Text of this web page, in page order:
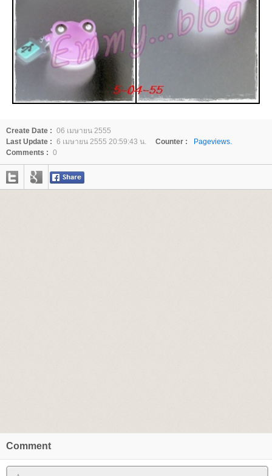
Create Date : 06 เมษายน 2555
Last Update : 6 เมษายน 2555 20:59:43 น. Counter :
Pageviews.
Comments : 0
Comment